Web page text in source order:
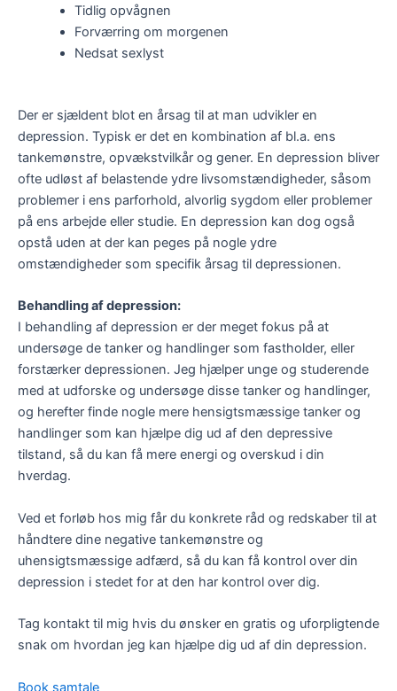
Tidlig opvågnen
Forværring om morgenen
Nedsat sexlyst
Der er sjældent blot en årsag til at man udvikler en
depression. Typisk er det en kombination af bl.a. ens
tankemønstre, opvækstvilkår og gener. En depression bliver
ofte udløst af belastende ydre livsomstændigheder, såsom
problemer i ens parforhold, alvorlig sygdom eller problemer
på ens arbejde eller studie. En depression kan dog også
opstå uden at der kan peges på nogle ydre
omstændigheder som specifik årsag til depressionen.
Behandling af depression:
I behandling af depression er der meget fokus på at
undersøge de tanker og handlinger som fastholder, eller
forstærker depressionen. Jeg hjælper unge og studerende
med at udforske og undersøge disse tanker og handlinger,
og herefter finde nogle mere hensigtsmæssige tanker og
handlinger som kan hjælpe dig ud af den depressive
tilstand, så du kan få mere energi og overskud i din
hverdag.
Ved et forløb hos mig får du konkrete råd og redskaber til at
håndtere dine negative tankemønstre og
uhensigtsmæssige adfærd, så du kan få kontrol over din
depression i stedet for at den har kontrol over dig.
Tag kontakt til mig hvis du ønsker en gratis og uforpligtende
snak om hvordan jeg kan hjælpe dig ud af din depression.
Book samtale